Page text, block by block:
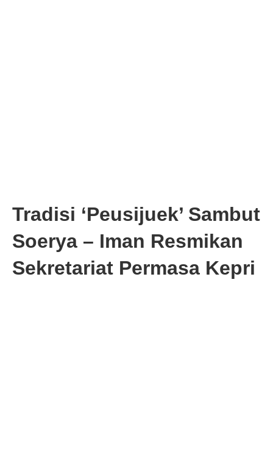
Tradisi ‘Peusijuek’ Sambut
Soerya – Iman Resmikan
Sekretariat Permasa Kepri